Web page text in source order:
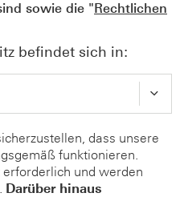
sowie die "Rechtlichen
befindet sich in:
dass unsere
funktionieren.
und werden
Darüber hinaus